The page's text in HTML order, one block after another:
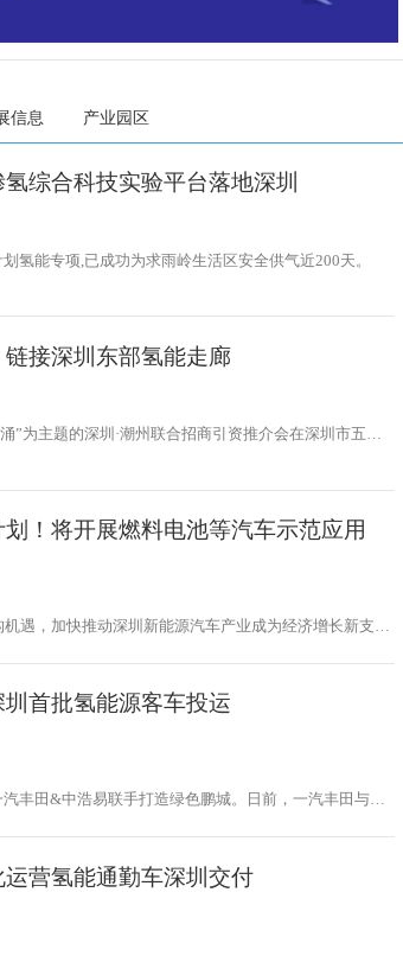
信息 产业园区
综合科技实验平台落地深圳
氢能专项,已成功为求雨岭生活区安全供气近200天。
接深圳东部氢能走廊
”为主题的深圳·潮州联合招商引资推介会在深圳市五洲
！将开展燃料电池等汽车示范应用
遇，加快推动深圳新能源汽车产业成为经济增长新支
新一代世界一流汽车城”三年行动计划（2023－2025
首批氢能源客车投运
丰田&中浩易联手打造绿色鹏城。日前，一汽丰田与中
营，为深圳市民提供清洁、安全、高效的出行服务。据
，在深圳投入300辆氢能源中小型客车，服务于深圳政
业发展贡献自己的力量。
营氢能通勤车深圳交付